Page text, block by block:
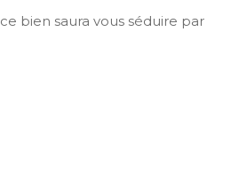
bien saura vous séduire par